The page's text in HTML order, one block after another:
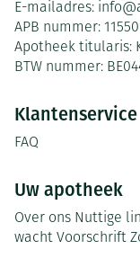
E-mailadres: info@
APB nummer:
Apotheek titularis:
BTW nummer:
Klantenservice
FAQ
Uw apotheek
Over ons Nuttige
wacht Voorschrift